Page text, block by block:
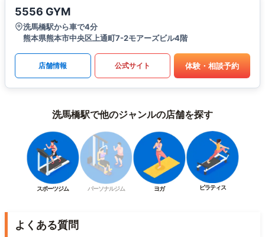
5556 GYM
洗馬橋駅から車で4分
熊本県熊本市中央区上通町7-2モアーズビル4階
店舗情報 公式サイト 体験・相談予約
洗馬橋駅で他のジャンルの店舗を探す
スポーツジム パーソナルジム ヨガ ピラティス
よくある質問